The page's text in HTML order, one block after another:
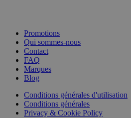
Promotions
Qui sommes-nous
Contact
FAQ
Marques
Blog
Conditions générales d'utilisation
Conditions générales
Privacy & Cookie Policy